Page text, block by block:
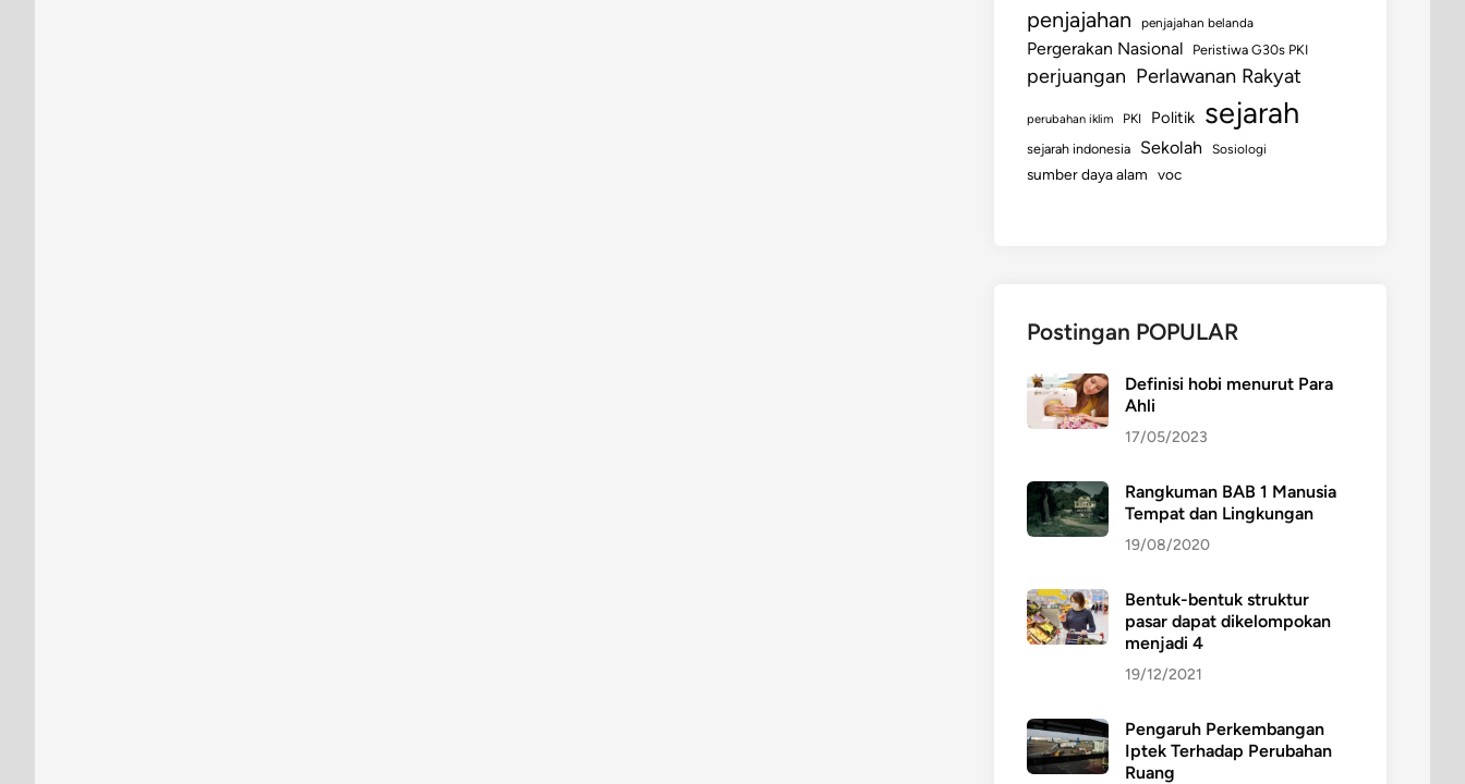
penjajahan penjajahan belanda
Pergerakan Nasional Peristiwa G30s PKI
perjuangan Perlawanan Rakyat
perubahan iklim PKI Politik sejarah
sejarah indonesia Sekolah Sosiologi
sumber daya alam voc
Postingan POPULAR
Definisi hobi menurut Para
Ahli
17/05/2023
Rangkuman BAB 1 Manusia
Tempat dan Lingkungan
19/08/2020
Bentuk-bentuk struktur
pasar dapat dikelompokan
menjadi 4
19/12/2021
Pengaruh Perkembangan
Iptek Terhadap Perubahan
Ruang